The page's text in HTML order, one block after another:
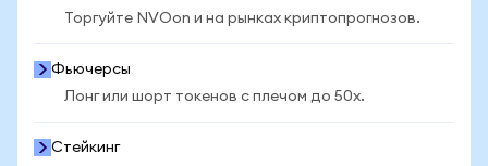
Торгуйте NVOon и на рынках криптопрогнозов.
Фьючерсы
Лонг или шорт токенов с плечом до 50x.
Стейкинг